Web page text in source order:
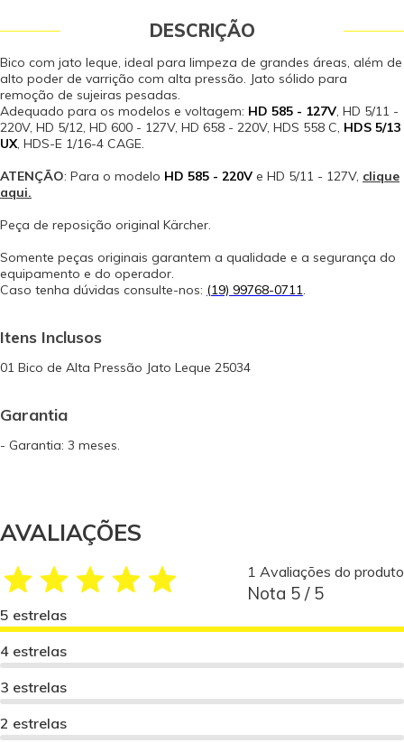
DESCRIÇÃO
Bico com jato leque, ideal para limpeza de grandes áreas, além de
alto poder de varrição com alta pressão. Jato sólido para
remoção de sujeiras pesadas.
Adequado para os modelos e voltagem: HD 585 - 127V, HD 5/11 -
220V, HD 5/12, HD 600 - 127V, HD 658 - 220V, HDS 558 C, HDS 5/13
UX, HDS-E 1/16-4 CAGE.
ATENÇÃO: Para o modelo HD 585 - 220V e HD 5/11 - 127V, clique
aqui.
Peça de reposição original Kärcher.
Somente peças originais garantem a qualidade e a segurança do
equipamento e do operador.
Caso tenha dúvidas consulte-nos: (19) 99768-0711.
Itens Inclusos
01 Bico de Alta Pressão Jato Leque 25034
Garantia
- Garantia: 3 meses.
AVALIAÇÕES
1 Avaliações do produto
Nota 5 / 5
5 estrelas
4 estrelas
3 estrelas
2 estrelas